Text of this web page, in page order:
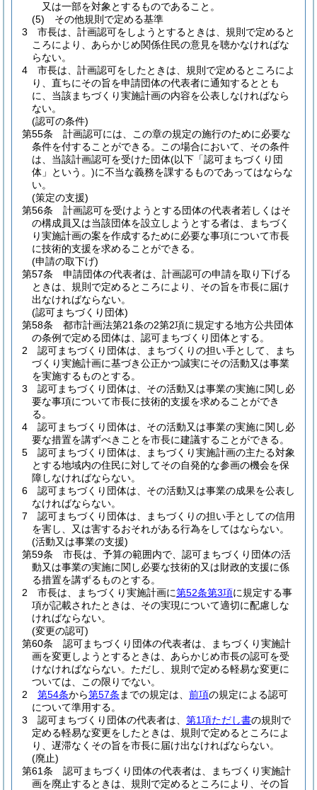
又は一部を対象とするものであること。
(5)
その他規則で定める基準
3
市長は、計画認可をしようとするときは、規則で定めると
ころにより、あらかじめ関係住民の意見を聴かなければな
らない。
4
市長は、計画認可をしたときは、規則で定めるところによ
り、直ちにその旨を申請団体の代表者に通知するととも
に、当該まちづくり実施計画の内容を公表しなければなら
ない。
(認可の条件)
第55条
計画認可には、この章の規定の施行のために必要な
条件を付することができる。
この場合において、その条件
は、当該計画認可を受けた団体(以下「認可まちづくり団
体」という。)に不当な義務を課するものであってはならな
い。
(策定の支援)
第56条
計画認可を受けようとする団体の代表者若しくはそ
の構成員又は当該団体を設立しようとする者は、まちづく
り実施計画の案を作成するために必要な事項について市長
に技術的支援を求めることができる。
(申請の取下げ)
第57条
申請団体の代表者は、計画認可の申請を取り下げる
ときは、規則で定めるところにより、その旨を市長に届け
出なければならない。
(認可まちづくり団体)
第58条
都市計画法第21条の2第2項に規定する地方公共団体
の条例で定める団体は、認可まちづくり団体とする。
2
認可まちづくり団体は、まちづくりの担い手として、まち
づくり実施計画に基づき公正かつ誠実にその活動又は事業
を実施するものとする。
3
認可まちづくり団体は、その活動又は事業の実施に関し必
要な事項について市長に技術的支援を求めることができ
る。
4
認可まちづくり団体は、その活動又は事業の実施に関し必
要な措置を講ずべきことを市長に建議することができる。
5
認可まちづくり団体は、まちづくり実施計画の主たる対象
とする地域内の住民に対してその自発的な参画の機会を保
障しなければならない。
6
認可まちづくり団体は、その活動又は事業の成果を公表し
なければならない。
7
認可まちづくり団体は、まちづくりの担い手としての信用
を害し、又は害するおそれがある行為をしてはならない。
(活動又は事業の支援)
第59条
市長は、予算の範囲内で、認可まちづくり団体の活
動又は事業の実施に関し必要な技術的又は財政的支援に係
る措置を講ずるものとする。
2
市長は、まちづくり実施計画に第52条第3項に規定する事
項が記載されたときは、その実現について適切に配慮しな
ければならない。
(変更の認可)
第60条
認可まちづくり団体の代表者は、まちづくり実施計
画を変更しようとするときは、あらかじめ市長の認可を受
けなければならない。 ただし、規則で定める軽易な変更に
ついては、この限りでない。
2
第54条から第57条 までの規定は、 前項の規定による認可
について準用する。
3
認可まちづくり団体の代表者は、 第1項ただし書の規則で
定める軽易な変更をしたときは、規則で定めるところによ
り、遅滞なくその旨を市長に届け出なければならない。
(廃止)
第61条
認可まちづくり団体の代表者は、まちづくり実施計
画を廃止するときは、規則で定めるところにより、その旨